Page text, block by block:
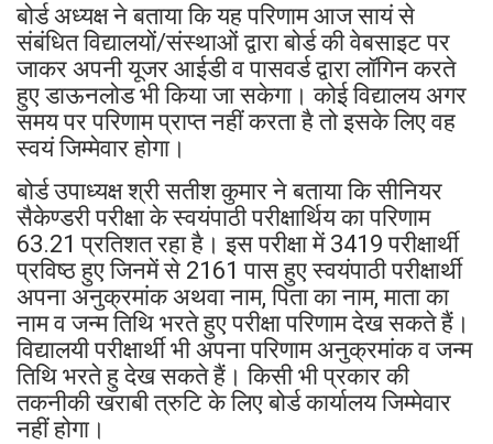
बोर्ड अध्यक्ष ने बताया कि यह परिणाम आज सायं से
संबंधित विद्यालयों/संस्थाओं द्वारा बोर्ड की वेबसाइट पर
जाकर अपनी यूजर आईडी व पासवर्ड द्वारा लॉगिन करते
हुए डाऊनलोड भी किया जा सकेगा। कोई विद्यालय अगर
समय पर परिणाम प्राप्त नहीं करता है तो इसके लिए वह
स्वयं जिम्मेवार होगा।
बोर्ड उपाध्यक्ष श्री सतीश कुमार ने बताया कि सीनियर
सैकेण्डरी परीक्षा के स्वयंपाठी परीक्षार्थिय का परिणाम
63.21 प्रतिशत रहा है। इस परीक्षा में 3419 परीक्षार्थी
प्रविष्ठ हुए जिनमें से 2161 पास हुए स्वयंपाठी परीक्षार्थी
अपना अनुक्रमांक अथवा नाम, पिता का नाम, माता का
नाम व जन्म तिथि भरते हुए परीक्षा परिणाम देख सकते हैं।
विद्यालयी परीक्षार्थी भी अपना परिणाम अनुक्रमांक व जन्म
तिथि भरते हु देख सकते हैं। किसी भी प्रकार की
तकनीकी खराबी त्रुटि के लिए बोर्ड कार्यालय जिम्मेवार
नहीं होगा।